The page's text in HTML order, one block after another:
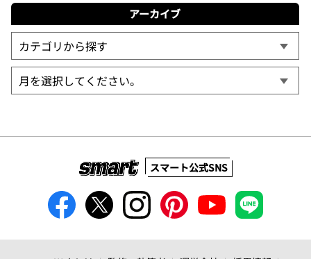
アーカイブ
スマート公式SNS